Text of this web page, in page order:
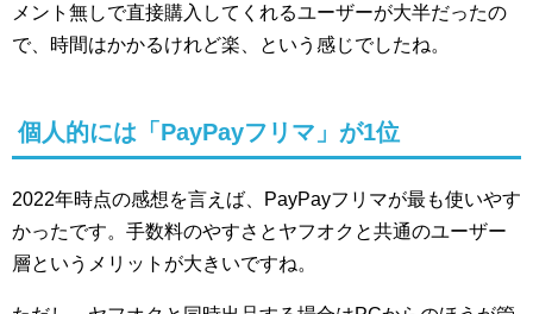
メント無しで直接購入してくれるユーザーが大半だったの
で、時間はかかるけれど楽、という感じでしたね。
個人的には「PayPayフリマ」が1位
2022年時点の感想を言えば、PayPayフリマが最も使いやす
かったです。手数料のやすさとヤフオクと共通のユーザー
層というメリットが大きいですね。